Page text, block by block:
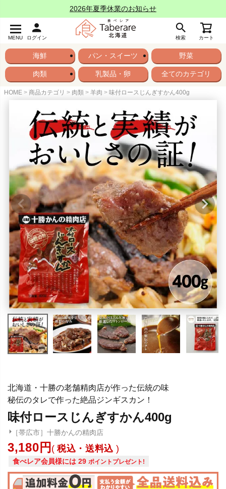
2026年夏季休業のお知らせ
MENU ログイン 検索 カート
海鮮 パン・スイーツ 野菜
肉類 乳製品・卵 全てのカテゴリ
HOME 商品カテゴリ 肉類 羊肉 味付ロースじんぎすかん400g
北海道・十勝の老舗精肉店が作った伝統の味
秘伝のタレで作った絶品ジンギスカン！
味付ロースじんぎすかん400g
［帯広市］十勝かんの精肉店
3,180 税込・送料込
食べレア会員様には 29 ポイントプレゼント!